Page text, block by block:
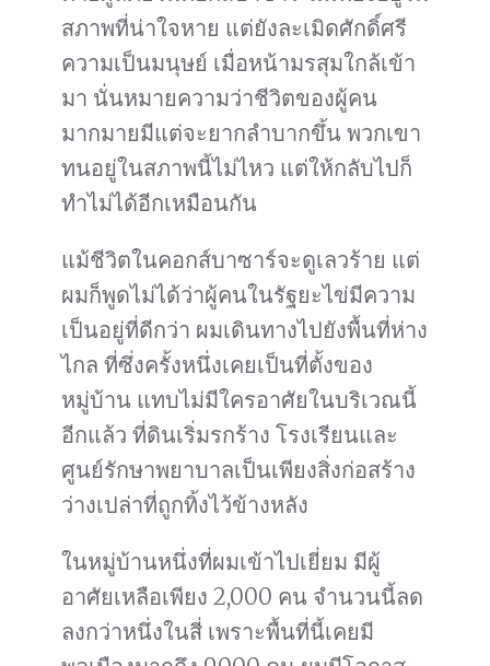
สภาพที่น่าใจหาย แต่ยังละเมิดศักดิ์ศรี
ความเป็นมนุษย์ เมื่อหน้ามรสุมใกล้เข้า
มา นั่นหมายความว่าชีวิตของผู้คน
มากมายมีแต่จะยากลำบากขึ้น พวกเขา
ทนอยู่ในสภาพนี้ไม่ไหว แต่ให้กลับไปก็
ทำไม่ได้อีกเหมือนกัน
แม้ชีวิตในคอกส์บาซาร์จะดูเลวร้าย แต่
ผมก็พูดไม่ได้ว่าผู้คนในรัฐยะไข่มีความ
เป็นอยู่ที่ดีกว่า ผมเดินทางไปยังพื้นที่ห่าง
ไกล ที่ซึ่งครั้งหนึ่งเคยเป็นที่ตั้งของ
หมู่บ้าน แทบไม่มีใครอาศัยในบริเวณนี้
อีกแล้ว ที่ดินเริ่มรกร้าง โรงเรียนและ
ศูนย์รักษาพยาบาลเป็นเพียงสิ่งก่อสร้าง
ว่างเปล่าที่ถูกทิ้งไว้ข้างหลัง
ในหมู่บ้านหนึ่งที่ผมเข้าไปเยี่ยม มีผู้
อาศัยเหลือเพียง 2,000 คน จำนวนนี้ลด
ลงกว่าหนึ่งในสี่ เพราะพื้นที่นี้เคยมี